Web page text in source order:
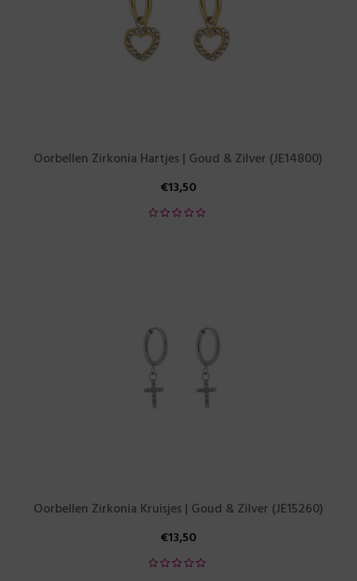
Oorbellen Zirkonia Hartjes | Goud & Zilver (JE14800)
€13,50
Oorbellen Zirkonia Kruisjes | Goud & Zilver (JE15260)
€13,50